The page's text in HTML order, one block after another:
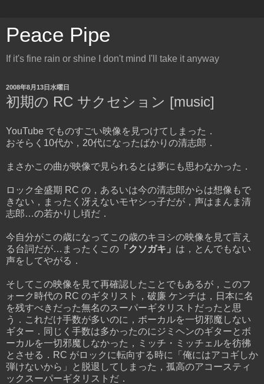
Peace Pipe
If it's fine rain or shine I don't mind I'll take it anyway
2008年8月13日水曜日
初期の RC サクセション [music]
YouTube でものすごい映像を見つけてしまった．
おそらく10代か，20代になったばかりの清志郎．
まさかこの曲が映像で見られるとは夢にも思わなかった．
ロック全盛期 RC の，あるいは今の清志郎からは想像もで
きない，まったく冴えないモヤシっ子だが，声はまんま清
志郎…の若かりし頃だ．
今自分がこの歳になってこの歳のキヨシの映像を見て言え
る台詞だが…まったくこの 「クソガキ」 は，とんでもない
声をしてやがる．
そしてこの映像を見て再確認したことでもあるが，このフ
ォーク時代の RC のギタリスト，破廉 ケンチは，日本に名
を残すべきだった無名のスーパーギタリストだったと思
う．これだけ手数が多いのに，ボーカルを一切邪魔しない
ギター．同じく手数は多かったのにジミヘンのギターとボ
ーカルを一切邪魔しなかった，ミッチ・ミッチェルを彷彿
とさせる．RC がロックに転向する時に「俺にはアコギしか
弾けないから」と脱退してしまった，孤高のアコースティ
ックスーパーギタリストだ．